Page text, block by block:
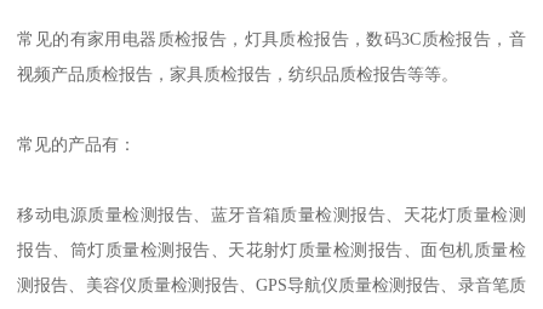
常见的有家用电器质检报告，灯具质检报告，数码3C质检报告，音
视频产品质检报告，家具质检报告，纺织品质检报告等等。
常见的产品有：
移动电源质量检测报告、蓝牙音箱质量检测报告、天花灯质量检测
报告、筒灯质量检测报告、天花射灯质量检测报告、面包机质量检
测报告、美容仪质量检测报告、GPS导航仪质量检测报告、录音笔质